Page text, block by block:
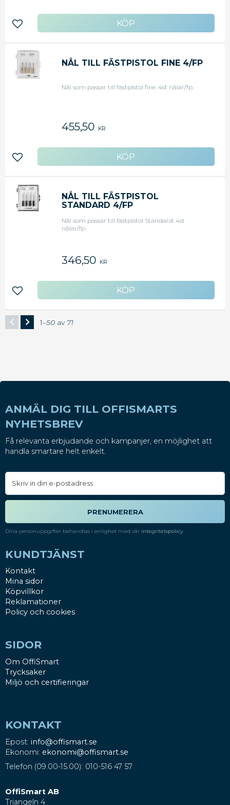
Lägg till i favoriter
NÅL TILL FÄSTPISTOL FINE 4/FP
Nål som passar till fästpistol fine. 4st nålar/fp.
455,50 KR
Lägg till i favoriter
NÅL TILL FÄSTPISTOL
STANDARD 4/FP
Nål som passar till fästpistol Standard. 4st
nålar/fp.
346,50 KR
Lägg till i favoriter
1–50 av 71
ANMÄL DIG TILL OFFISMARTS
NYHETSBREV
Få relevanta erbjudande och kampanjer, en möjlighet att
handla smartare helt enkelt.
PRENUMERERA
Dina personuppgifter behandlas i enlighet med vår integritetspolicy.
KUNDTJÄNST
Kontakt
Mina sidor
Köpvillkor
Reklamationer
Policy och cookies
SIDOR
Om OffiSmart
Trycksaker
Miljö och certifieringar
KONTAKT
Epost: info@offismart.se
Ekonomi: ekonomi@offismart.se
Telefon (09.00-15.00): 010-516 47 57
OffiSmart AB
Triangeln 4